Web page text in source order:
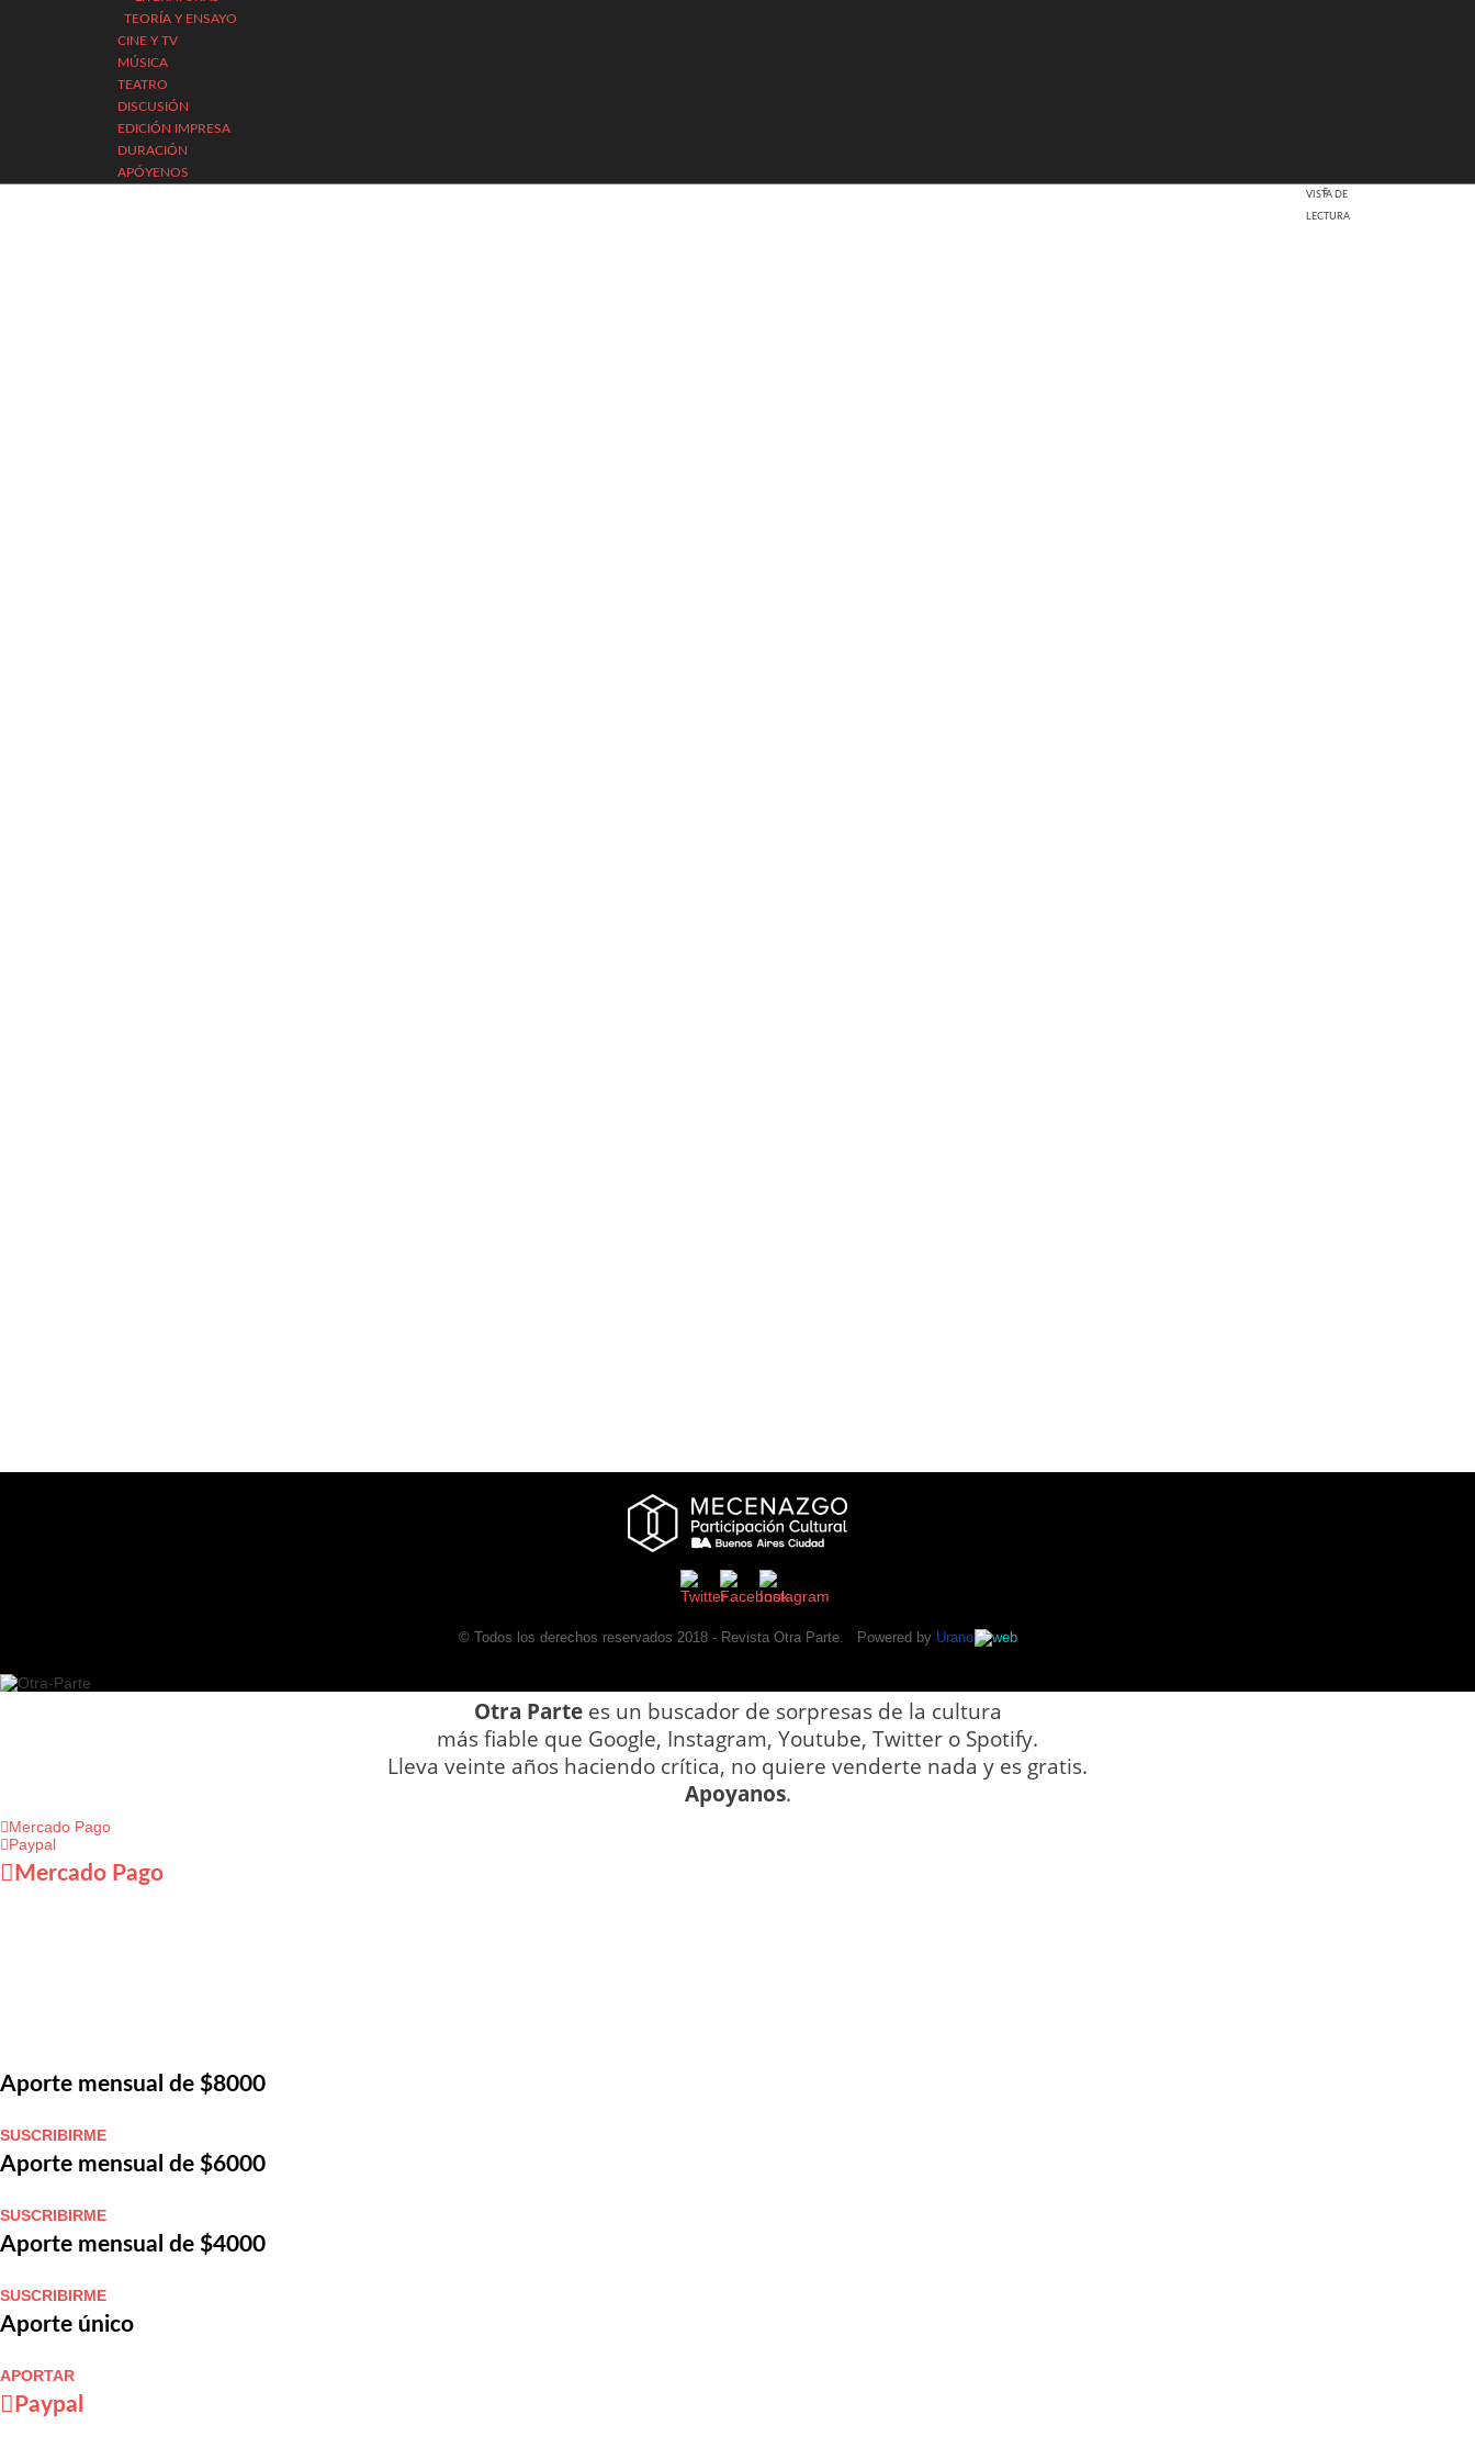
TEORÍA Y ENSAYO
CINE Y TV
MÚSICA
TEATRO
DISCUSIÓN
EDICIÓN IMPRESA
DURACIÓN
APÓYENOS
VISTA DE
LECTURA
© Todos los derechos reservados 2018 - Revista Otra Parte. Powered by Urano web
Otra Partees un buscador de sorpresas de la cultura
más fiable que Google, Instagram, Youtube, Twitter o Spotify.
Lleva veinte años haciendo crítica, no quiere venderte nada y es gratis.
Apoyanos.
Mercado Pago
Paypal
Mercado Pago
Aporte mensual de $8000
SUSCRIBIRME
Aporte mensual de $6000
SUSCRIBIRME
Aporte mensual de $4000
SUSCRIBIRME
Aporte único
APORTAR
Paypal